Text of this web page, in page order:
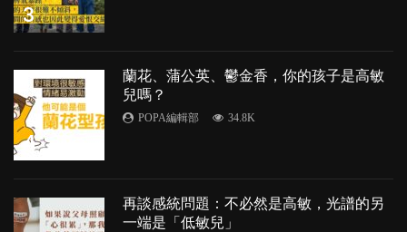
3
4
蘭花、蒲公英、鬱金香，你的孩子是高敏
兒嗎？
POPA編輯部 34.8K
再談感統問題：不必然是高敏，光譜的另
一端是「低敏兒」